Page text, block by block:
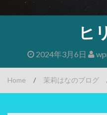
ヒ
2024年3月6日
Home / 茉莉はなのブログ